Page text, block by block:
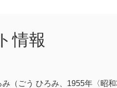
情報
み（ごう ひろみ、1955年〈昭